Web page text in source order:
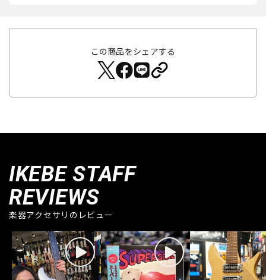
この商品をシェアする
IKEBE STAFF
REVIEWS
楽器アクセサリのレビュー